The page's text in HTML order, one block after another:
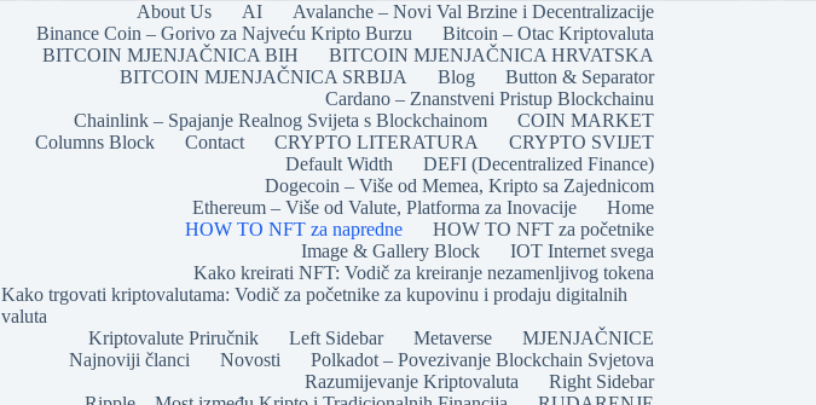
About Us AI
Avalanche – Novi Val Brzine i Decentralizacije
Binance Coin – Gorivo za Najveću Kripto Burzu
Bitcoin – Otac Kriptovaluta
BITCOIN MJENJAČNICA BIH
BITCOIN MJENJAČNICA HRVATSKA
BITCOIN MJENJAČNICA SRBIJA
Blog
Button & Separator
Cardano – Znanstveni Pristup Blockchainu
Chainlink – Spajanje Realnog Svijeta s Blockchainom
COIN MARKET
Columns Block
Contact CRYPTO LITERATURA
CRYPTO SVIJET
Default Width
DEFI (Decentralized Finance)
Dogecoin – Više od Memea, Kripto sa Zajednicom
Ethereum – Više od Valute, Platforma za Inovacije
Home
HOW TO NFT za napredne
HOW TO NFT za početnike
Image & Gallery Block
IOT Internet svega
Kako kreirati NFT: Vodič za kreiranje nezamenljivog tokena
Kako trgovati kriptovalutama: Vodič za početnike za kupovinu i prodaju digitalnih
valuta
Kriptovalute Priručnik
Left Sidebar Metaverse
MJENJAČNICE
Najnoviji članci
Novosti
Polkadot – Povezivanje Blockchain Svjetova
Razumijevanje Kriptovaluta
Right Sidebar